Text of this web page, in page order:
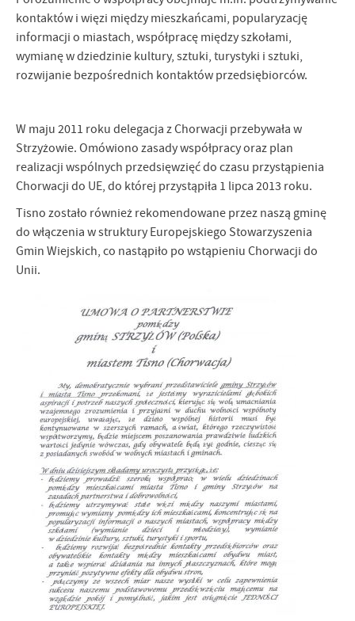
kontaktów i więzi między mieszkańcami, popularyzację
informacji o miastach, współpracę między szkołami,
wymianę w dziedzinie kultury, sztuki, turystyki i sztuki,
rozwijanie bezpośrednich kontaktów przedsiębiorców.
W maju 2011 roku delegacja z Chorwacji przebywała w
Strzyżowie. Omówiono zasady współpracy oraz plan
realizacji wspólnych przedsięwzięć do czasu przystąpienia
Chorwacji do UE, do której przystąpiła 1 lipca 2013 roku.
Tisno zostało również rekomendowane przez naszą gminę
do włączenia w struktury Europejskiego Stowarzyszenia
Gmin Wiejskich, co nastąpiło po wstąpieniu Chorwacji do
Unii.